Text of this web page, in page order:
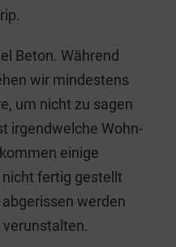
Beton. Während
wir mindestens
um nicht zu sagen
irgendwelche Wohn-
einige
fertig gestellt
werden